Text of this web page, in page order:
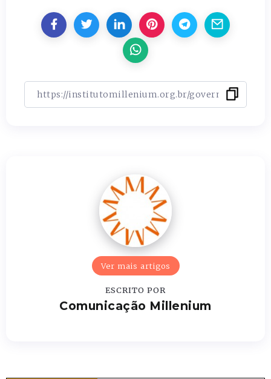
Ver mais artigos
ESCRITO POR
Comunicação Millenium